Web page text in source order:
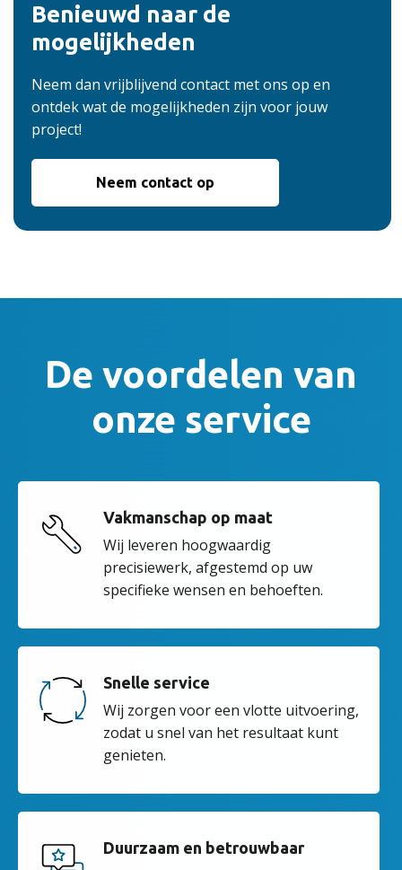
Benieuwd naar de
mogelijkheden
Neem dan vrijblijvend contact met ons op en
ontdek wat de mogelijkheden zijn voor jouw
project!
Neem contact op
De voordelen van
onze service
Vakmanschap op maat
Wij leveren hoogwaardig
precisiewerk, afgestemd op uw
specifieke wensen en behoeften.
Snelle service
Wij zorgen voor een vlotte uitvoering,
zodat u snel van het resultaat kunt
genieten.
Duurzaam en betrouwbaar